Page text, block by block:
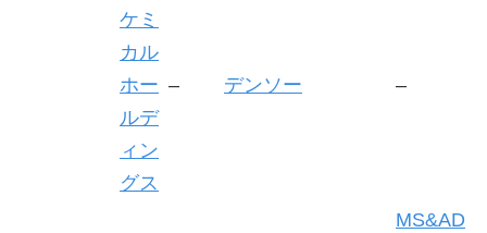
ケミ
カル
ホー
ルデ
ィン
グス
– デンソー –
MS&AD